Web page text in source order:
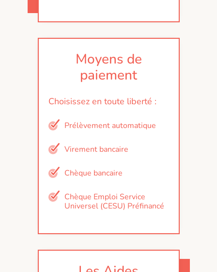
Moyens de
paiement
Choisissez en toute liberté :
Prélèvement automatique
Virement bancaire
Chèque bancaire
Chèque Emploi Service
Universel (CESU) Préfinancé